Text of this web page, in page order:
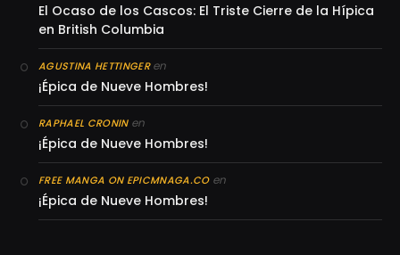
El Ocaso de los Cascos: El Triste Cierre de la Hípica
en British Columbia
AGUSTINA HETTINGERen
¡Épica de Nueve Hombres!
RAPHAEL CRONINen
¡Épica de Nueve Hombres!
FREE MANGA ON EPICMNAGA.COen
¡Épica de Nueve Hombres!